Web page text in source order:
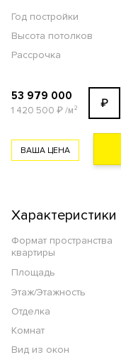
Год постройки
Высота потолков
Рассрочка
53 979 000
1 420 500 ₽/м² ₽
ВАША ЦЕНА
Характеристики
Формат пространства
квартиры
Площадь
Этаж/Этажность
Отделка
Комнат
Вид из окон